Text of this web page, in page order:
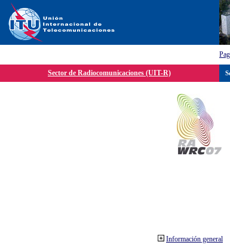
Sector de Radiocomunicaciones (UIT-R)
Información general